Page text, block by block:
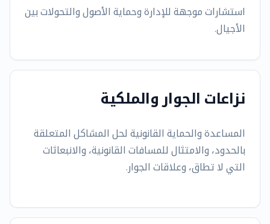
استشارات موجهة للإدارة وحماية الأصول والتحولات بين
الأجيال.
نزاعات الجوار والملكية
المساعدة والحماية القانونية لحل المشاكل المتعلقة
بالحدود، والامتثال للمسافات القانونية، والانبعاثات
التي لا تطاق، وعلاقات الجوار.